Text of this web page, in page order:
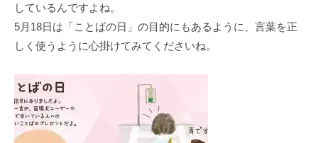
しているんですよね。
5⽉18⽇は「ことばの⽇」の⽬的にもあるように、⾔葉を正
しく使うように⼼掛けてみてくださいね。